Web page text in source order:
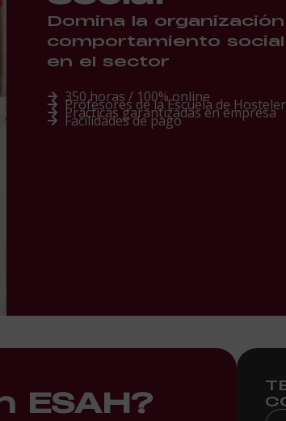
Domina la
comportamiento
en el sector
350 horas / 100% online
Profesores de la Escuela de
Prácticas garantizadas en empresa
Facilidades de pago
ESAH?